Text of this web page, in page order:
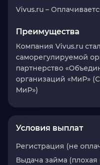
Vivus.ru –
Преимущества
Компания Vivus.ru
саморегулируемой
партнерство
организаций «МиР»
МиР»)
Условия выплат
Регистрация (не
Выдача займа